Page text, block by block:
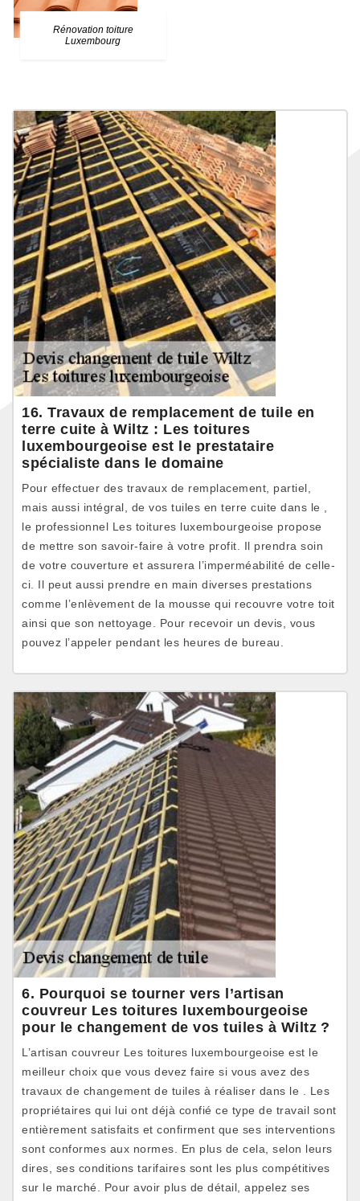
Rénovation toiture
Luxembourg
16. Travaux de remplacement de tuile en
terre cuite à Wiltz : Les toitures
luxembourgeoise est le prestataire
spécialiste dans le domaine
Pour effectuer des travaux de remplacement, partiel,
mais aussi intégral, de vos tuiles en terre cuite dans le ,
le professionnel Les toitures luxembourgeoise propose
de mettre son savoir-faire à votre profit. Il prendra soin
de votre couverture et assurera l’imperméabilité de celle-
ci. Il peut aussi prendre en main diverses prestations
comme l’enlèvement de la mousse qui recouvre votre toit
ainsi que son nettoyage. Pour recevoir un devis, vous
pouvez l’appeler pendant les heures de bureau.
6. Pourquoi se tourner vers l’artisan
couvreur Les toitures luxembourgeoise
pour le changement de vos tuiles à Wiltz ?
L’artisan couvreur Les toitures luxembourgeoise est le
meilleur choix que vous devez faire si vous avez des
travaux de changement de tuiles à réaliser dans le . Les
propriétaires qui lui ont déjà confié ce type de travail sont
entièrement satisfaits et confirment que ses interventions
sont conformes aux normes. En plus de cela, selon leurs
dires, ses conditions tarifaires sont les plus compétitives
sur le marché. Pour avoir plus de détail, appelez ses